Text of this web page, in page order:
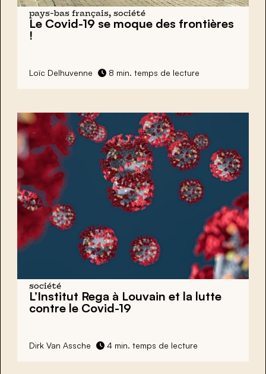
pays-bas français, société
Le Covid-19 se moque des frontières
!
Loïc Delhuvenne 8 min. temps de lecture
société
L’Institut Rega à Louvain et la lutte
contre le Covid-19
Dirk Van Assche 4 min. temps de lecture